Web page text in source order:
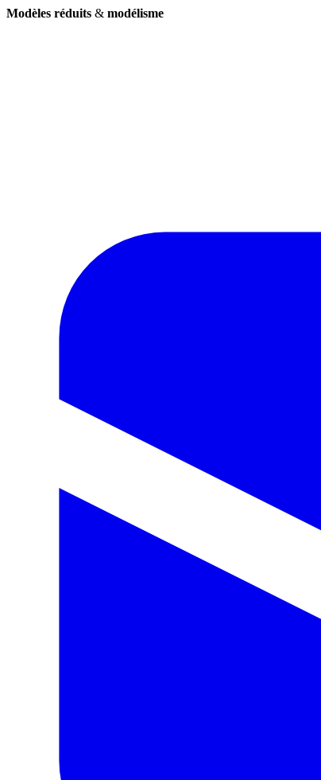
Modèles réduits & modélisme